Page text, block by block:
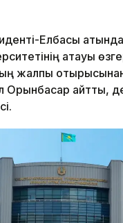
Елбасы
атауы
жалпы отырысынан
Орынбасар айтты,